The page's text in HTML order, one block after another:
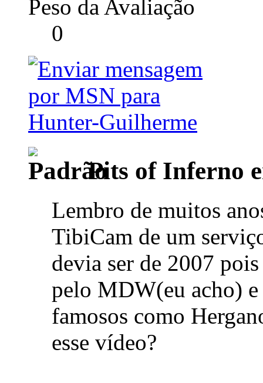
Peso da Avaliação
0
Pits of Inferno
Lembro de muitos
TibiCam de um
devia ser de 2007
pelo MDW(eu acho)
famosos como
esse vídeo?